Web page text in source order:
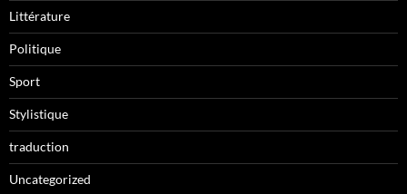
Littérature
Politique
Sport
Stylistique
traduction
Uncategorized